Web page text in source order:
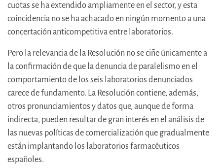
cuotas se ha extendido ampliamente en el sector, y esta
coincidencia no se ha achacado en ningún momento a una
concertación anticompetitiva entre laboratorios.
Pero la relevancia de la Resolución no se ciñe únicamente a
la confirmación de que la denuncia de paralelismo en el
comportamiento de los seis laboratorios denunciados
carece de fundamento. La Resolución contiene, además,
otros pronunciamientos y datos que, aunque de forma
indirecta, pueden resultar de gran interés en el análisis de
las nuevas políticas de comercialización que gradualmente
están implantando los laboratorios farmacéuticos
españoles.